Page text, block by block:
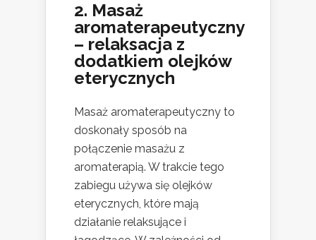
2. Masaż
aromaterapeutyczny
– relaksacja z
dodatkiem olejków
eterycznych
Masaż aromaterapeutyczny to
doskonały sposób na
połączenie masażu z
aromaterapią. W trakcie tego
zabiegu używa się olejków
eterycznych, które mają
działanie relaksujące i